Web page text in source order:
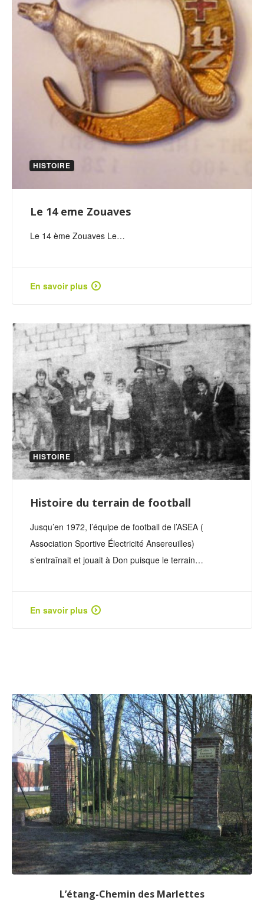
HISTOIRE
Le 14 eme Zouaves
Le 14 ème Zouaves Le…
En savoir plus
HISTOIRE
Histoire du terrain de football
Jusqu’en 1972, l’équipe de football de l’ASEA (
Association Sportive Électricité Ansereuilles)
s’entraînait et jouait à Don puisque le terrain…
En savoir plus
L’étang-Chemin des Marlettes